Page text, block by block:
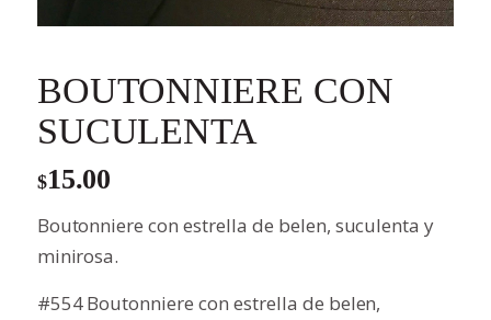
BOUTONNIERE CON
SUCULENTA
$15.00
Boutonniere con estrella de belen, suculenta y
minirosa.
#554 Boutonniere con estrella de belen,